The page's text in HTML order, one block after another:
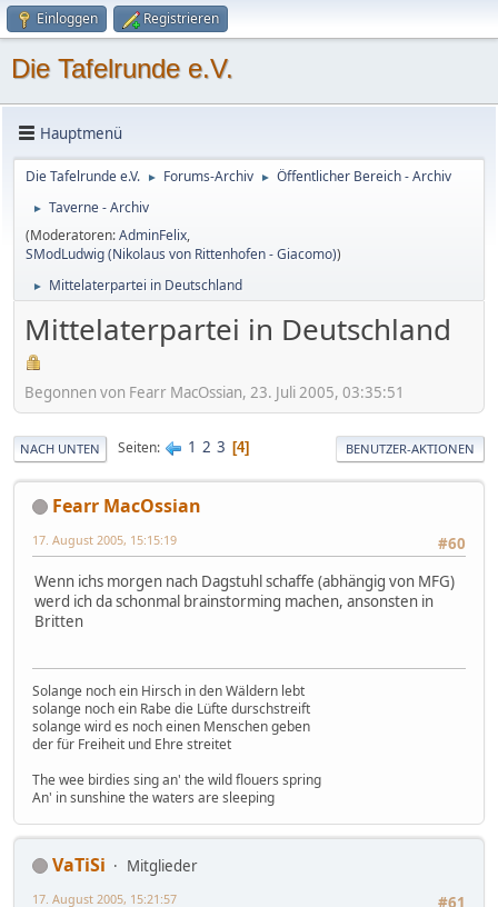
Einloggen Registrieren
Die Tafelrunde e.V.
Hauptmenü
Die Tafelrunde e.V. ► Forums-Archiv ► Öffentlicher Bereich - Archiv
►
Taverne - Archiv
(Moderatoren:AdminFelix,
SModLudwig (Nikolaus von Rittenhofen - Giacomo))
► Mittelaterpartei in Deutschland
Mittelaterpartei in Deutschland
Begonnen von Fearr MacOssian, 23. Juli 2005, 03:35:51
NACH UNTEN Seiten 1 2 3 4 BENUTZER-AKTIONEN
Fearr MacOssian
#60
17. August 2005, 15:15:19
Wenn ichs morgen nach Dagstuhl schaffe (abhängig von MFG)
werd ich da schonmal brainstorming machen, ansonsten in
Britten
Solange noch ein Hirsch in den Wäldern lebt
solange noch ein Rabe die Lüfte durschstreift
solange wird es noch einen Menschen geben
der für Freiheit und Ehre streitet
The wee birdies sing an' the wild flouers spring
An' in sunshine the waters are sleeping
VaTiSi
Mitglieder
#61
17. August 2005, 15:21:57